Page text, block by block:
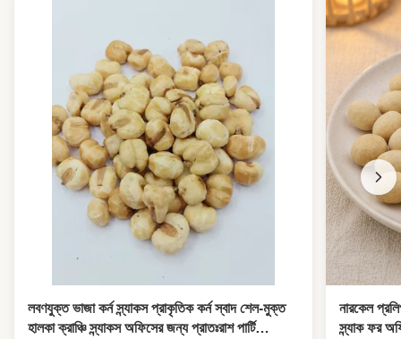
লবণযুক্ত ভাজা কর্ন স্ন্যাকস প্রাকৃতিক কর্ন স্বাদ শেল-মুক্ত
হালকা ক্রাঞ্চি স্ন্যাকস অফিসের জন্য প্রাতঃরাশ পার্টি
নারকেল
স্ন্যাক ফর